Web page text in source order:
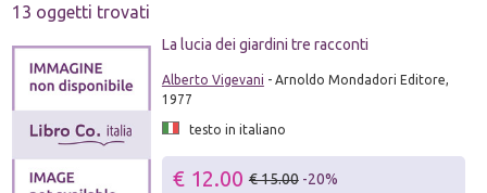
13 oggetti trovati
La lucia dei giardini tre racconti
Alberto Vigevani - Arnoldo Mondadori Editore,
1977
testo in italiano
€ 12.00 € 15.00 -20%